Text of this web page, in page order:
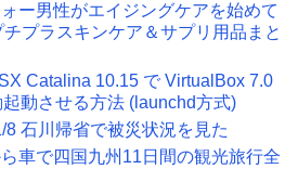
ー男性がエイジングケアを始めて
プラスキンケア＆サプリ用品まと
Catalina 10.15 で VirtualBox 7.0
動させる方法 (launchd方式)
8 石川帰省で被災状況を見た
車で四国九州11日間の観光旅行全